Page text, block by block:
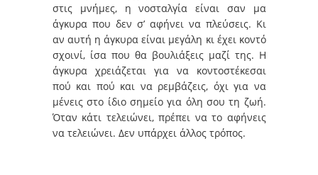
στις μνήμες, η νοσταλγία είναι σαν μα
άγκυρα που δεν σ’ αφήνει να πλεύσεις. Κι
αν αυτή η άγκυρα είναι μεγάλη κι έχει κοντό
σχοινί, ίσα που θα βουλιάξεις μαζί της. Η
άγκυρα χρειάζεται για να κοντοστέκεσαι
πού και πού και να ρεμβάζεις, όχι για να
μένεις στο ίδιο σημείο για όλη σου τη ζωή.
Όταν κάτι τελειώνει, πρέπει να το αφήνεις
να τελειώνει. Δεν υπάρχει άλλος τρόπος.